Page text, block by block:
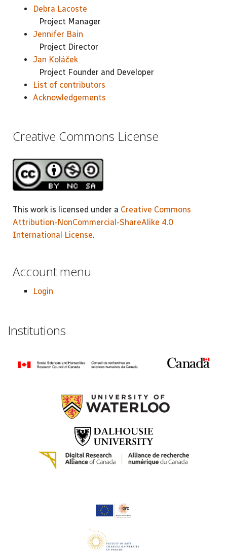
Debra Lacoste
Project Manager
Jennifer Bain
Project Director
Jan Koláček
Project Founder and Developer
List of contributors
Acknowledgements
Creative Commons License
This work is licensed under a Creative Commons
Attribution-NonCommercial-ShareAlike 4.0
International License.
Account menu
Login
Institutions